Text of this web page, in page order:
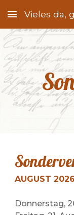
Skip to main
Vieles da,
AUGUST 2026
Donnerstag,